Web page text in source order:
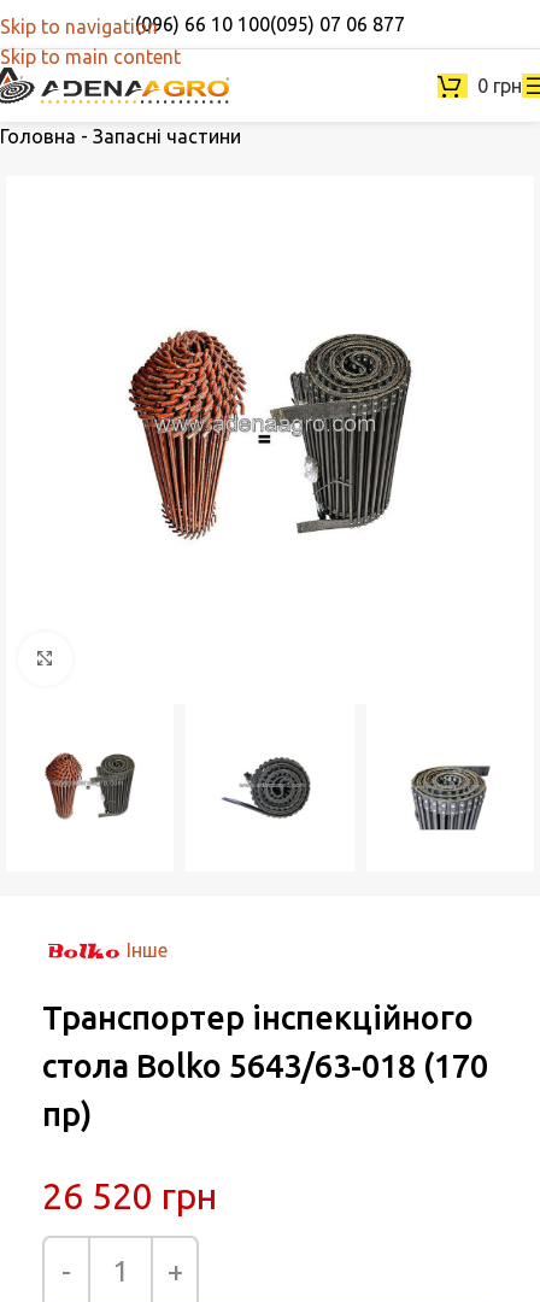
Skip to navigation
Skip to main content
(096) 66 10 100(095) 07 06 877
0 грн
Головна - Запасні частини
Інше
Транспортер інспекційного
стола Bolko 5643/63-018 (170
пр)
26 520 грн